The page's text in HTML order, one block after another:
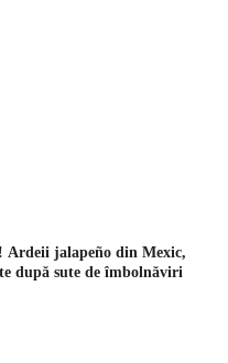
Ardeii jalapeño din Mexic,
după sute de îmbolnăviri